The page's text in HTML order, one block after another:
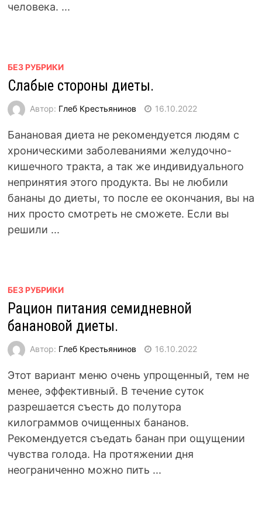
человека. ...
БЕЗ РУБРИКИ
Слабые стороны диеты.
Автор: Глеб Крестьянинов 16.10.2022
Банановая диета не рекомендуется людям с
хроническими заболеваниями желудочно-
кишечного тракта, а так же индивидуального
непринятия этого продукта. Вы не любили
бананы до диеты, то после ее окончания, вы на
них просто смотреть не сможете. Если вы
решили ...
БЕЗ РУБРИКИ
Рацион питания семидневной
банановой диеты.
Автор: Глеб Крестьянинов 16.10.2022
Этот вариант меню очень упрощенный, тем не
менее, эффективный. В течение суток
разрешается съесть до полутора
килограммов очищенных бананов.
Рекомендуется съедать банан при ощущении
чувства голода. На протяжении дня
неограниченно можно пить ...